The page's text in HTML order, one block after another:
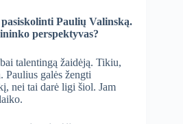
Paulių Valinską.
perspektyvas?
talentingą žaidėją. Tikiu,
Paulius galės žengti
nei tai darė ligi šiol. Jam